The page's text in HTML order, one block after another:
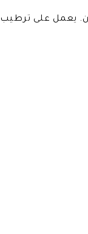
يعمل على ترطيب